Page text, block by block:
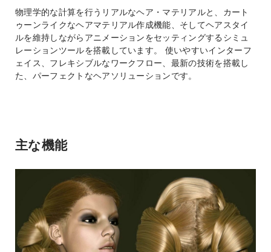
物理学的な計算を行うリアルなヘア・マテリアルと、カート
ゥーンライクなヘアマテリアル作成機能、そしてヘアスタイ
ルを維持しながらアニメーションをセッティングするシミュ
レーションツールを搭載しています。 使いやすいインターフ
ェイス、フレキシブルなワークフロー、最新の技術を搭載し
た、パーフェクトなヘアソリューションです。
主な機能